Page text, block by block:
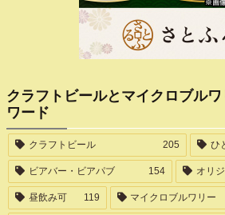
クラフトビールとマイクロブル
ワード
クラフトビール 205 ひ
ビアバー・ビアパブ 154 オリ
昼飲み可 119 マイクロブルワリー